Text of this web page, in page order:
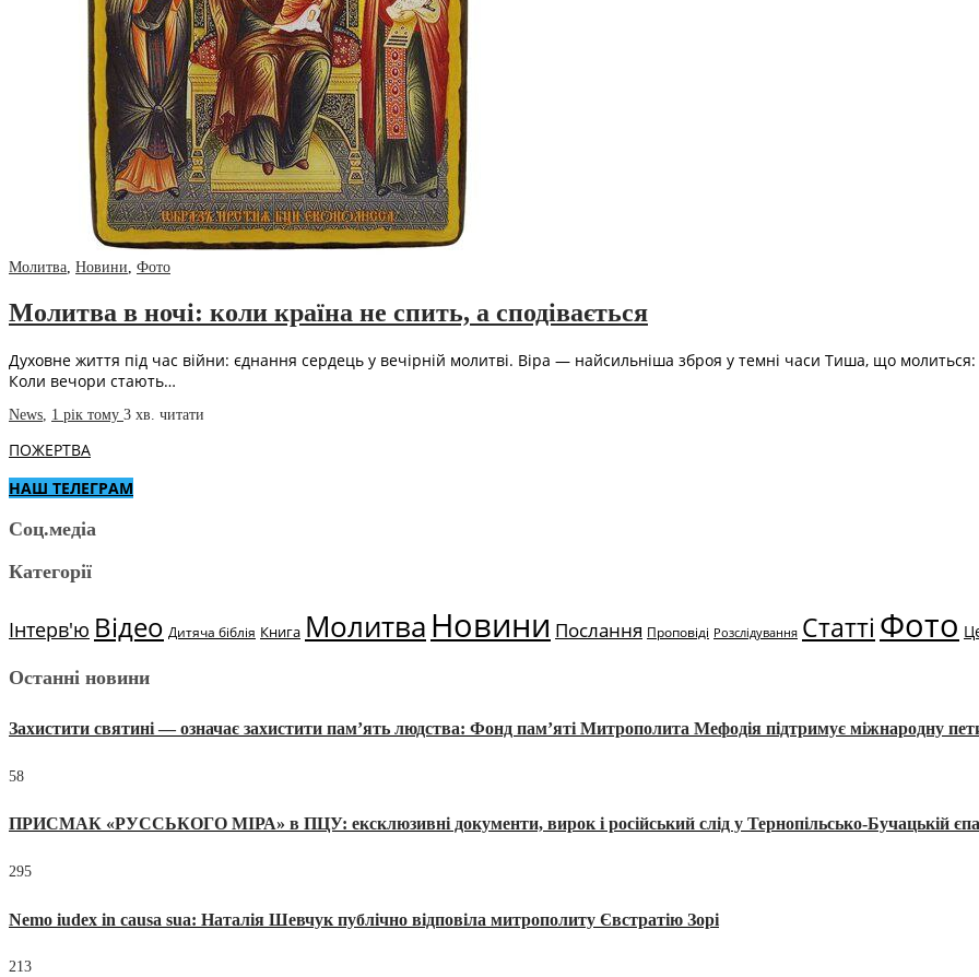
Молитва, Новини, Фото
Молитва в ночі: коли країна не спить, а сподівається
Духовне життя під час війни: єднання сердець у вечірній молитві. Віра — найсильніша зброя у темні часи Тиша, що молиться:
Коли вечори стають…
News, 1 рік тому 3 хв. читати
ПОЖЕРТВА
НАШ ТЕЛЕГРАМ
Соц.медіа
Категорії
Інтерв'ю Відео Дитяча біблія Книга МолитваНовини Послання Проповіді Розслідування Статті Фото
Останні новини
Захистити святині — означає захистити пам’ять людства: Фонд пам’яті Митрополита Мефодія підтримує міжнародну
58
ПРИСМАК «РУССЬКОГО МІРА» в ПЦУ: ексклюзивні документи, вирок і російський слід у Тернопільсько-Бучацькій
295
Nemo iudex in causa sua: Наталія Шевчук публічно відповіла митрополиту Євстратію Зорі
213